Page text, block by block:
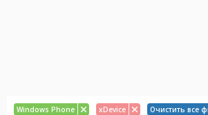
Windows Phone xDevice Очистить все